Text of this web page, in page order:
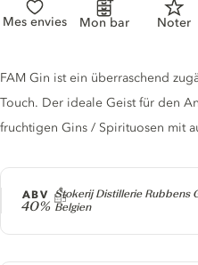
Mes envies Mon bar Noter
Producer
Stokerij Distillerie Rubbens
Belgien
ABV
40%
Gin description
FAM Gin ist ein überraschend
Touch. Der ideale Geist für den
fruchtigen Gins / Spirituosen mit